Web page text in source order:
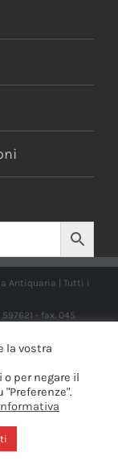
Antiquaria | Tutti i
597621 - fax. 045
la vostra
per negare il